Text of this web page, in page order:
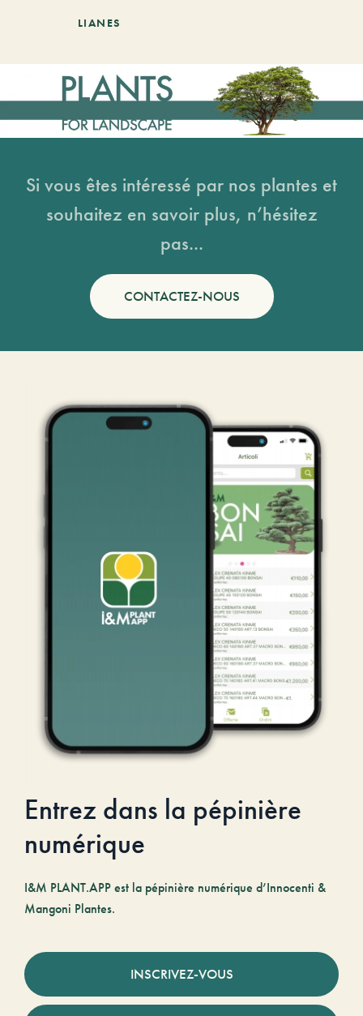
LIANES
Si vous êtes intéressé par nos plantes et
souhaitez en savoir plus, n’hésitez
pas...
CONTACTEZ-NOUS
Entrez dans la pépinière
numérique
I&M PLANT.APP est la pépinière numérique d’Innocenti &
Mangoni Plantes.
INSCRIVEZ-VOUS